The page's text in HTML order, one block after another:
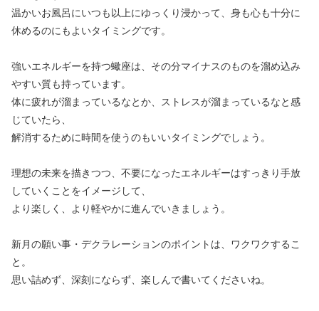
温かいお風呂にいつも以上にゆっくり浸かって、身も心も十分に
休めるのにもよいタイミングです。
強いエネルギーを持つ蠍座は、その分マイナスのものを溜め込み
やすい質も持っています。
体に疲れが溜まっているなとか、ストレスが溜まっているなと感
じていたら、
解消するために時間を使うのもいいタイミングでしょう。
理想の未来を描きつつ、不要になったエネルギーはすっきり手放
していくことをイメージして、
より楽しく、より軽やかに進んでいきましょう。
新月の願い事・デクラレーションのポイントは、ワクワクするこ
と。
思い詰めず、深刻にならず、楽しんで書いてくださいね。